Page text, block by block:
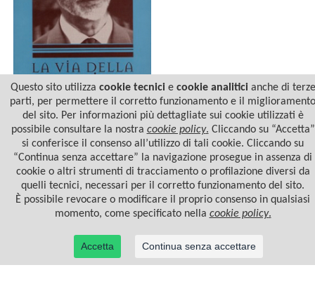
LA VIA DELLA PERFEZIONE
Questo sito utilizza cookie tecnicie cookie analiticianche di terze
parti, per permettere il corretto funzionamento e il miglioramento
del sito. Per informazioni più dettagliate sui cookie utilizzati è
possibile consultare la nostra cookie policy. Cliccando su “Accetta”
si conferisce il consenso all’utilizzo di tali cookie. Cliccando su
“Continua senza accettare” la navigazione prosegue in assenza di
cookie o altri strumenti di tracciamento o profilazione diversi da
quelli tecnici, necessari per il corretto funzionamento del sito.
È possibile revocare o modificare il proprio consenso in qualsiasi
momento, come specificato nella cookie policy.
Accetta Continua senza accettare